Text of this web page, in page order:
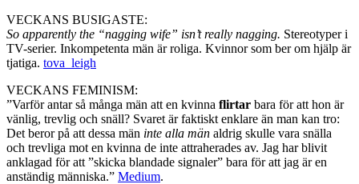
VECKANS BUSIGASTE:
So apparently the “nagging wife” isn’t really nagging. Stereotyper i
TV-serier. Inkompetenta män är roliga. Kvinnor som ber om hjälp är
tjatiga. tova_leigh
VECKANS FEMINISM:
”Varför antar så många män att en kvinna flirtar bara för att hon är
vänlig, trevlig och snäll? Svaret är faktiskt enklare än man kan tro:
Det beror på att dessa män inte alla män aldrig skulle vara snälla
och trevliga mot en kvinna de inte attraherades av. Jag har blivit
anklagad för att ”skicka blandade signaler” bara för att jag är en
anständig människa.” Medium.